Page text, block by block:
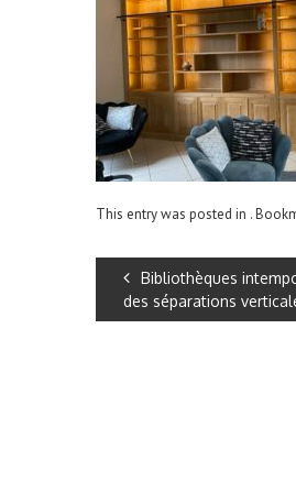
This entry was posted in .
Bibliothèques
des séparations